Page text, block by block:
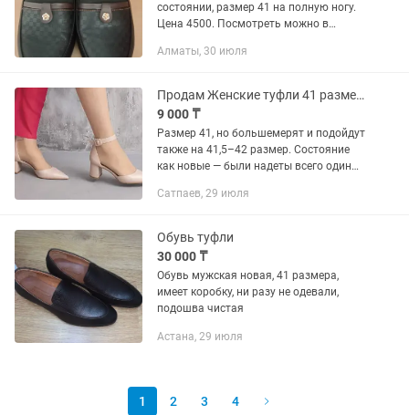
состоянии, размер 41 на полную ногу.
Цена 4500. Посмотреть можно в
Алматы, 30 июля
Продам Женские туфли 41 размер, состояние новых
9 000 ₸
Размер 41, но большемерят и подойдут
также на 41,5–42 размер. Состояние
как новые — были надеты всего один
стелька из натуральной кожи, верх из
Сатпаев, 29 июля
Обувь туфли
30 000 ₸
Обувь мужская новая, 41 размера,
имеет коробку, ни разу не одевали,
подошва чистая
Астана, 29 июля
1 2 3 4